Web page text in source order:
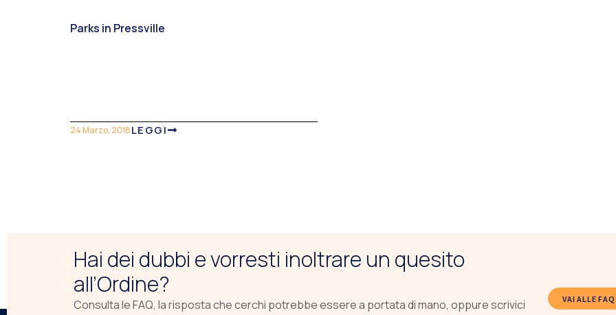
Parks in Pressville
24 Marzo, 2018LEGGI
Hai dei dubbi e vorresti inoltrare un quesito
all’Ordine?
Consulta le FAQ, la risposta che cerchi potrebbe essere a portata di mano, oppure scrivici
VAI ALLE FAQ